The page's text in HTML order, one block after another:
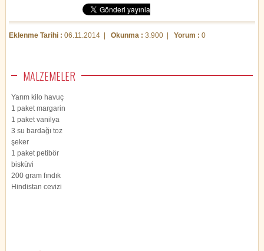
Eklenme Tarihi : 06.11.2014 | Okunma : 3.900 | Yorum : 0
MALZEMELER
Yarım kilo havuç
1 paket margarin
1 paket vanilya
3 su bardağı toz
şeker
1 paket petibör
bisküvi
200 gram fındık
Hindistan cevizi